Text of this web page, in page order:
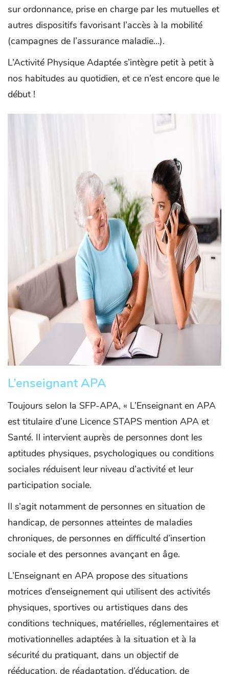
sur ordonnance, prise en charge par les mutuelles et
autres dispositifs favorisant l’accès à la mobilité
(campagnes de l’assurance maladie…).
L’Activité Physique Adaptée s’intègre petit à petit à
nos habitudes au quotidien, et ce n’est encore que le
début !
L’enseignant APA
Toujours selon la SFP-APA, « L’Enseignant en APA
est titulaire d’une Licence STAPS mention APA et
Santé. Il intervient auprès de personnes dont les
aptitudes physiques, psychologiques ou conditions
sociales réduisent leur niveau d’activité et leur
participation sociale.
Il s’agit notamment de personnes en situation de
handicap, de personnes atteintes de maladies
chroniques, de personnes en difficulté d’insertion
sociale et des personnes avançant en âge.
L’Enseignant en APA propose des situations
motrices d’enseignement qui utilisent des activités
physiques, sportives ou artistiques dans des
conditions techniques, matérielles, réglementaires et
motivationnelles adaptées à la situation et à la
sécurité du pratiquant, dans un objectif de
rééducation, de réadaptation, d’éducation, de